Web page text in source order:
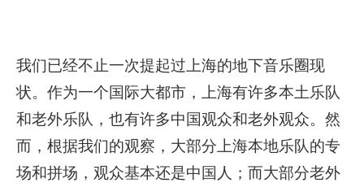
我们已经不止一次提起过上海的地下音乐圈现
状。作为一个国际大都市，上海有许多本土乐队
和老外乐队，也有许多中国观众和老外观众。然
而，根据我们的观察，大部分上海本地乐队的专
场和拼场，观众基本还是中国人；而大部分老外